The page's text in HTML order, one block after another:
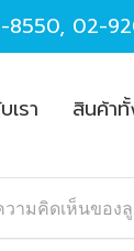
8550, 02-
เรา สินค้า
ามคิดเห็นของ